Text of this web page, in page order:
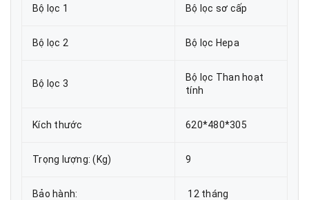
Bộ lọc 1 Bộ lọc sơ cấp
Bộ lọc 2 Bộ lọc Hepa
Bộ lọc 3
Bộ lọc Than hoạt
tính
Kích thước 620*480*305
Trọng lượng: (Kg) 9
Bảo hành: 12 tháng